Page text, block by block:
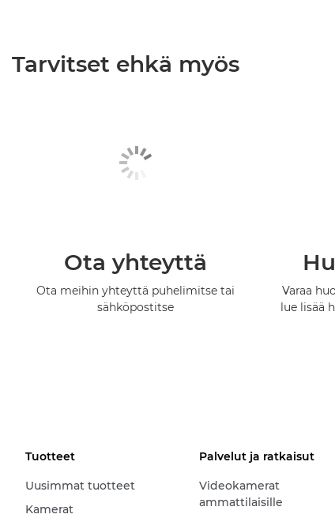
Tarvitset ehkä myös
Ota yhteyttä
Ota meihin yhteyttä puhelimitse tai
sähköpostitse
Varaa
lue lisää
Tuotteet
Uusimmat tuotteet
Kamerat
Palvelut ja ratkaisut
Videokamerat
ammattilaisille